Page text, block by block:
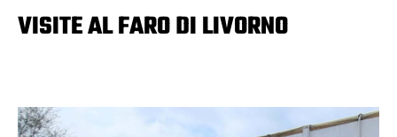
VISITE AL FARO DI LIVORNO